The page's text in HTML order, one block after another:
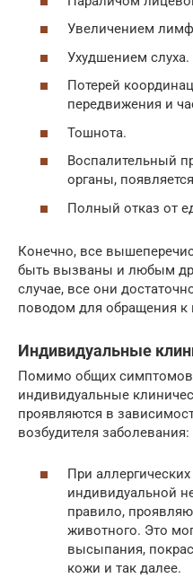
Увеличением
Ухудшением слуха.
Потерей
передвижения и
Тошнота.
Воспалительный
органы,
Полный отказ от
Конечно, все
быть вызваны и любым
случае, все они
поводом для обращения к
Индивидуальные
Помимо общих
индивидуальные
проявляются в
возбудителя заболевания:
При
индивидуальной
правило,
животного. Это
высыпания,
кожи и так далее.